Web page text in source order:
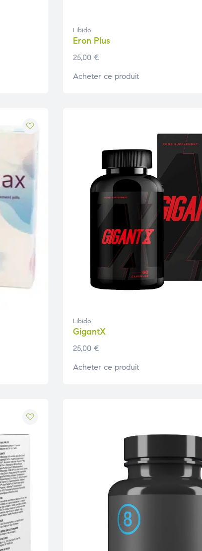
Libido
Eron Plus
25,00 €
Acheter ce produit
Libido
GigantX
25,00 €
Acheter ce produit